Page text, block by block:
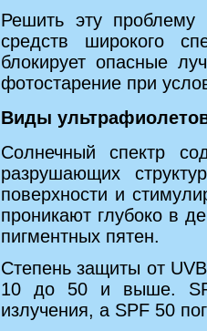
Решить эту проблему
средств широкого
блокирует опасные
фотостарение при
Виды
Солнечный спектр
разрушающих
поверхности и
проникают глубоко в
пигментных пятен.
Степень защиты от
10 до 50 и выше.
излучения, а SPF 50